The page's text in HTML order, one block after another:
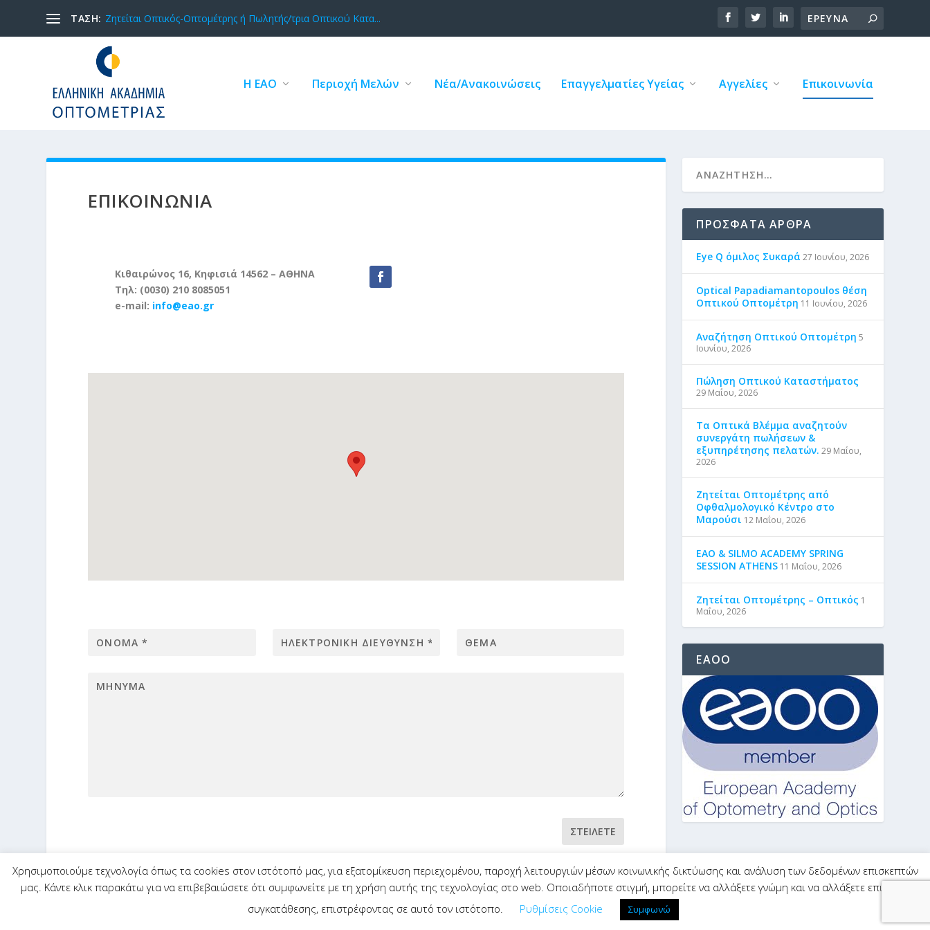
ΤΑΣΗ: Ζητείται Οπτικός-Οπτομέτρης ή Πωλητής/τρια Οπτικού Κατα...
Η ΕΑΟ Περιοχή Μελών Νέα/Ανακοινώσεις Επαγγελματίες Υγείας Αγγελίες Επικοινωνία
ΕΠΙΚΟΙΝΩΝΊΑ
Κιθαιρώνος 16, Κηφισιά 14562 – ΑΘΗΝΑ
Τηλ: (0030) 210 8085051
e-mail: info@eao.gr
ΣΤΕΊΛΕΤΕ
ΠΡΌΣΦΑΤΑ ΆΡΘΡΑ
Eye Q όμιλος Συκαρά 27 Ιουνίου, 2026
Optical Papadiamantopoulos θέση
Οπτικού Οπτομέτρη 11 Ιουνίου, 2026
Αναζήτηση Οπτικού Οπτομέτρη 5
Ιουνίου, 2026
Πώληση Οπτικού Καταστήματος
29 Μαΐου, 2026
Τα Οπτικά Βλέμμα αναζητούν
συνεργάτη πωλήσεων &
εξυπηρέτησης πελατών. 29 Μαΐου,
2026
Ζητείται Οπτομέτρης από
Οφθαλμολογικό Κέντρο στο
Μαρούσι 12 Μαΐου, 2026
EAO & SILMO ACADEMY SPRING
SESSION ATHENS 11 Μαΐου, 2026
Ζητείται Οπτομέτρης – Οπτικός 1
Μαΐου, 2026
EAOO
Χρησιμοποιούμε τεχνολογία όπως τα cookies στον ιστότοπό μας, για εξατομίκευση περιεχομένου, παροχή λειτουργιών μέσων κοινωνικής δικτύωσης και ανάλυση των δεδομένων επισκεπτών
μας. Κάντε κλικ παρακάτω για να επιβεβαιώσετε ότι συμφωνείτε με τη χρήση αυτής της τεχνολογίας στο web. Οποιαδήποτε στιγμή, μπορείτε να αλλάξετε γνώμη και να αλλάξετε επιλογές
συγκατάθεσης, επιστρέφοντας σε αυτό τον ιστότοπο.
Ρυθμίσεις Cookie Συμφωνώ